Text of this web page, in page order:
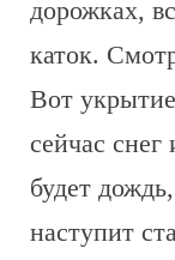
дорожках,
каток.
Вот
сейчас снег
будет
наступит